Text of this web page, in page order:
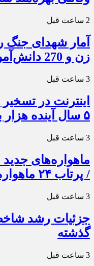
2 ساعت قبل
زن و 270 دانش‌آموز
3 ساعت قبل
اینترنت در
۵ سال آینده هزار برابر انسان‌ها خواهد شد
3 ساعت قبل
ماهواره‌های جدید
/ پرتاب ۲۴ ماهواره با یک موشک
3 ساعت قبل
جزئیات رشد
گذشته
3 ساعت قبل